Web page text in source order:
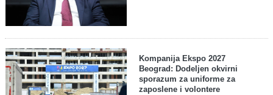
Kompanija Ekspo 2027
Beograd: Dodeljen okvirni
sporazum za uniforme za
zaposlene i volontere